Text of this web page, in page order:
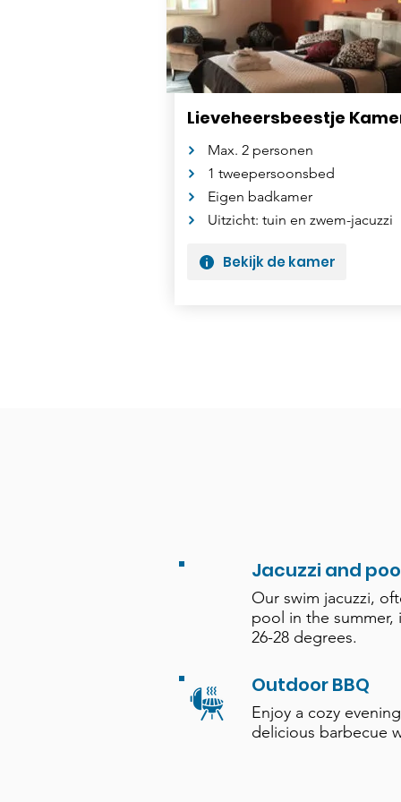
Lieveheersbeestje
Max. 2 personen
1 tweepersoonsbed
Eigen badkamer
Uitzicht: tuin en zwem-jacuzzi
Bekijk de kamer
Jacuzzi and
Our swim jacuzzi,
pool in the summer,
26-28 degrees.
Outdoor BBQ
Enjoy a cozy
delicious barbecue